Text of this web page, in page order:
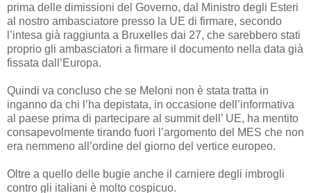
prima delle dimissioni del Governo, dal Ministro degli Esteri
al nostro ambasciatore presso la UE di firmare, secondo
l’intesa già raggiunta a Bruxelles dai 27, che sarebbero stati
proprio gli ambasciatori a firmare il documento nella data già
fissata dall’Europa.
Quindi va concluso che se Meloni non è stata tratta in
inganno da chi l’ha depistata, in occasione dell’informativa
al paese prima di partecipare al summit dell’ UE, ha mentito
consapevolmente tirando fuori l’argomento del MES che non
era nemmeno all’ordine del giorno del vertice europeo.
Oltre a quello delle bugie anche il carniere degli imbrogli
contro gli italiani è molto cospicuo.